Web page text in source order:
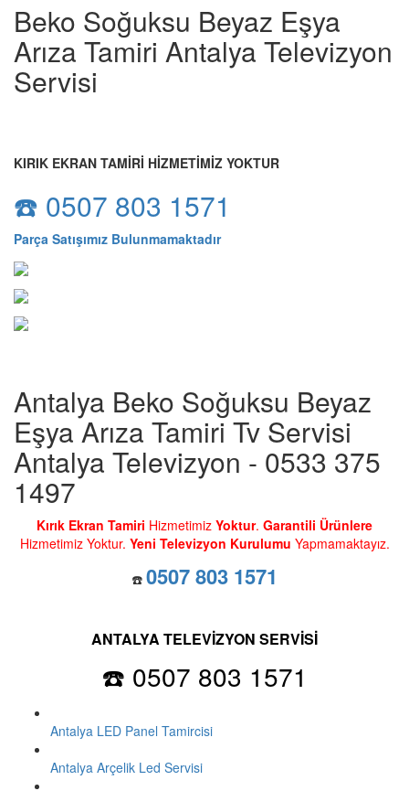
Beko Soğuksu Beyaz Eşya
Arıza Tamiri Antalya Televizyon
Servisi
KIRIK EKRAN TAMİRİ HİZMETİMİZ YOKTUR
☎️ 0507 803 1571
Parça Satışımız Bulunmamaktadır
Antalya Beko Soğuksu Beyaz
Eşya Arıza Tamiri Tv Servisi
Antalya Televizyon - 0533 375
1497
Kırık Ekran Tamiri Hizmetimiz Yoktur. Garantili Ürünlere
Hizmetimiz Yoktur. Yeni Televizyon Kurulumu Yapmamaktayız.
☎️ 0507 803 1571
ANTALYA TELEVİZYON SERVİSİ
☎️ 0507 803 1571
Antalya LED Panel Tamircisi
Antalya Arçelik Led Servisi